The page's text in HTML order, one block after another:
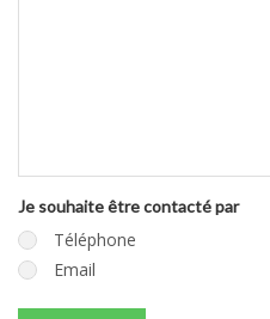
Je souhaite être contacté par
Téléphone
Email